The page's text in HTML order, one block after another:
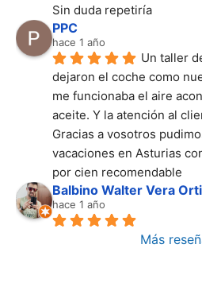
Sin duda repetiría
PPC
hace 1 año
Un taller
dejaron el coche como
me funcionaba el aire
aceite. Y la atención al
Gracias a vosotros
vacaciones en Asturias
por cien recomendable
Balbino Walter Vera
hace 1 año
Más